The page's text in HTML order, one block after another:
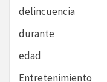
delincuencia
durante
edad
Entretenimiento